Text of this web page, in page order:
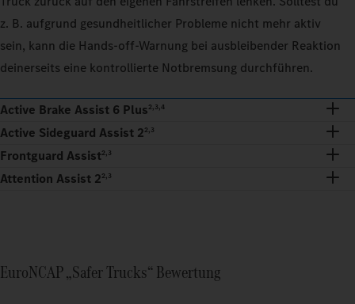
z. B. aufgrund gesundheitlicher Probleme nicht mehr aktiv
sein, kann die Hands-off-Warnung bei ausbleibender Reaktion
deinerseits eine kontrollierte Notbremsung durchführen.
Active Brake Assist 6 Plus2,3,4
Active Sideguard Assist 22,3
Frontguard Assist2,3
Attention Assist 22,3
EuroNCAP „Safer Trucks“ Bewertung